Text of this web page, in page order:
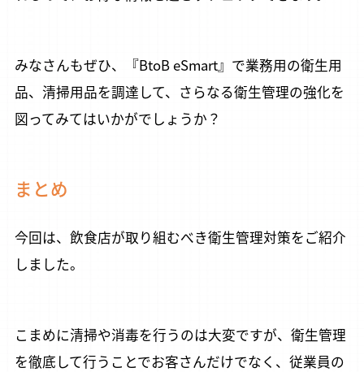
みなさんもぜひ、『BtoB eSmart』で業務用の衛生用
品、清掃用品を調達して、さらなる衛生管理の強化を
図ってみてはいかがでしょうか？
まとめ
今回は、飲食店が取り組むべき衛生管理対策をご紹介
しました。
こまめに清掃や消毒を行うのは大変ですが、衛生管理
を徹底して行うことでお客さんだけでなく、従業員の